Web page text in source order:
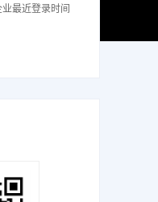
业最近登录时间